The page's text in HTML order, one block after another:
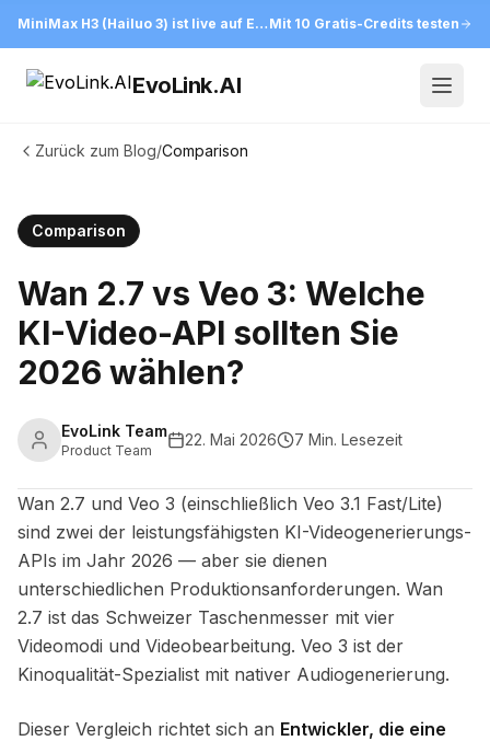
MiniMax H3 (Hailuo 3) ist live auf EvoLink Mit 10 Gratis-Credits testen
EvoLink.AI
Zurück zum Blog/Comparison
Comparison
Wan 2.7 vs Veo 3: Welche
KI-Video-API sollten Sie
2026 wählen?
EvoLink Team
Product Team
22. Mai 2026 7 Min. Lesezeit
Wan 2.7 und Veo 3 (einschließlich Veo 3.1 Fast/Lite)
sind zwei der leistungsfähigsten KI-Videogenerierungs-
APIs im Jahr 2026 — aber sie dienen
unterschiedlichen Produktionsanforderungen. Wan
2.7 ist das Schweizer Taschenmesser mit vier
Videomodi und Videobearbeitung. Veo 3 ist der
Kinoqualität-Spezialist mit nativer Audiogenerierung.
Dieser Vergleich richtet sich an Entwickler, die eine